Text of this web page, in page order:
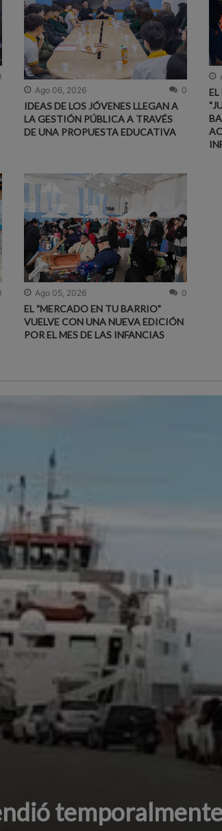
Ago 06, 2026 0
IDEAS DE LOS JÓVENES LLEGAN A
LA GESTIÓN PÚBLICA A TRAVÉS
DE UNA PROPUESTA EDUCATIVA
Ago 05, 2026 0
EL "MERCADO EN TU BARRIO"
VUELVE CON UNA NUEVA EDICIÓN
POR EL MES DE LAS INFANCIAS